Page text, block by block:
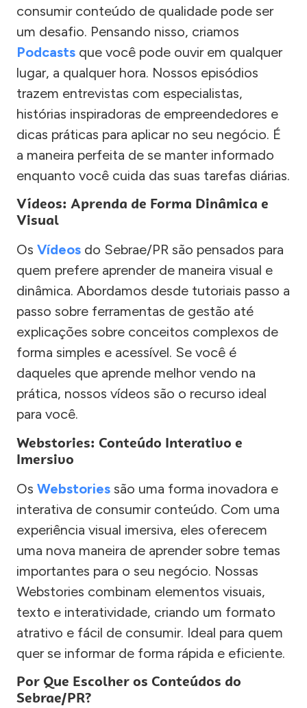
consumir conteúdo de qualidade pode ser
um desafio. Pensando nisso, criamos
Podcasts que você pode ouvir em qualquer
lugar, a qualquer hora. Nossos episódios
trazem entrevistas com especialistas,
histórias inspiradoras de empreendedores e
dicas práticas para aplicar no seu negócio. É
a maneira perfeita de se manter informado
enquanto você cuida das suas tarefas diárias.
Vídeos: Aprenda de Forma Dinâmica e
Visual
Os Vídeos do Sebrae/PR são pensados para
quem prefere aprender de maneira visual e
dinâmica. Abordamos desde tutoriais passo a
passo sobre ferramentas de gestão até
explicações sobre conceitos complexos de
forma simples e acessível. Se você é
daqueles que aprende melhor vendo na
prática, nossos vídeos são o recurso ideal
para você.
Webstories: Conteúdo Interativo e
Imersivo
Os Webstories são uma forma inovadora e
interativa de consumir conteúdo. Com uma
experiência visual imersiva, eles oferecem
uma nova maneira de aprender sobre temas
importantes para o seu negócio. Nossas
Webstories combinam elementos visuais,
texto e interatividade, criando um formato
atrativo e fácil de consumir. Ideal para quem
quer se informar de forma rápida e eficiente.
Por Que Escolher os Conteúdos do
Sebrae/PR?